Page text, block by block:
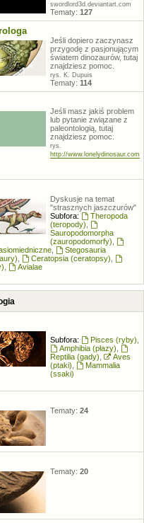
swordlord3d.deviantart.com
Tematy: 127
Jeśli dopiero zaczynasz
przygodę z pasjonującym
światem dinozaurów, tutaj
znajdziesz pomoc.
rys. K. Dupuis
Tematy: 114
Jeśli masz jakiś problem
lub pytanie związane z
paleontologią, tutaj
znajdziesz pomoc.
rys.
http://www.lonelydinosaur.com
Dyskusje na temat
"strasznych jaszczurów"
Subfora:
Theropoda
(teropody)
Sauropodomorpha
(zauropodomorfy)
Stegosauria
Ceratopsia (ceratopsy)
Avialae
Subfora: Pisces (ryby)
Amphibia (płazy)
Reptilia (gady)
Aves
(ptaki)
Mammalia
(ssaki)
Tematy: 24
Tematy: 20